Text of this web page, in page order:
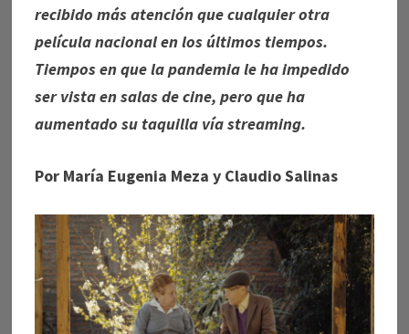
recibido más atención que cualquier otra
película nacional en los últimos tiempos.
Tiempos en que la pandemia le ha impedido
ser vista en salas de cine, pero que ha
aumentado su taquilla vía streaming.
Por María Eugenia Meza y Claudio Salinas